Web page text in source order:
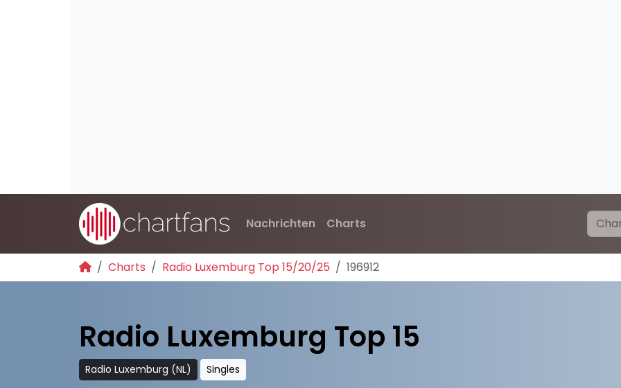
Nachrichten Charts
Charts Radio Luxemburg Top 15/20/25 196912
Radio Luxemburg Top 15
Radio Luxemburg (NL) Singles